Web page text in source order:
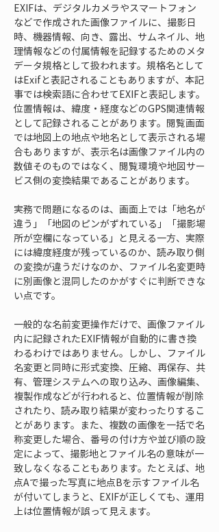
EXIFは、デジタルカメラやスマートフォン
などで作成された画像ファイルに、撮影日
時、機器情報、向き、露出、サムネイル、地
理情報などの付属情報を記録するためのメタ
データ規格として扱われます。規格名として
はExifと表記されることもありますが、本記
事では検索語に合わせてEXIFと表記します。
位置情報は、緯度・経度などのGPS関連情報
として記録されることがあります。閲覧画面
では地図上の地点や地名として表示される場
合もありますが、表示名は画像ファイル内の
数値そのものではなく、閲覧環境や地図サー
ビス側の変換結果であることがあります。
実務で問題になるのは、画面上では「地名が
違う」「地図のピンがずれている」「撮影場
所が空欄になっている」と見える一方、実際
には緯度経度が残っているのか、読み取り側
の変換が違うだけなのか、ファイル名変更時
に別画像と混同したのかがすぐに判断できな
い点です。
一般的な名前変更操作だけで、画像ファイル
内に記録されたEXIF情報が自動的に書き換
わるわけではありません。しかし、ファイル
名変更と同時に形式変換、圧縮、再保存、共
有、管理システムへの取り込み、画像編集、
複製作成などが行われると、位置情報が削除
されたり、読み取り結果が変わったりするこ
とがあります。また、複数の画像を一括で名
称変更した場合、番号の付け方や並び順の設
定によって、撮影地とファイル名の意味が一
致しなくなることもあります。たとえば、地
点Aで撮った写真に地点Bを示すファイル名
が付いてしまうと、EXIFが正しくても、運用
上は位置情報が誤って見えます。